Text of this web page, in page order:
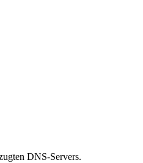
DNS-Servers.